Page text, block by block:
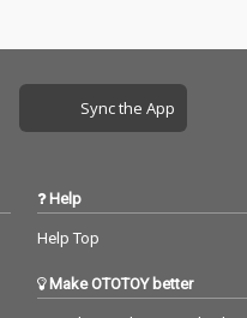
Sync the App
Help
Help Top
Make OTOTOY better